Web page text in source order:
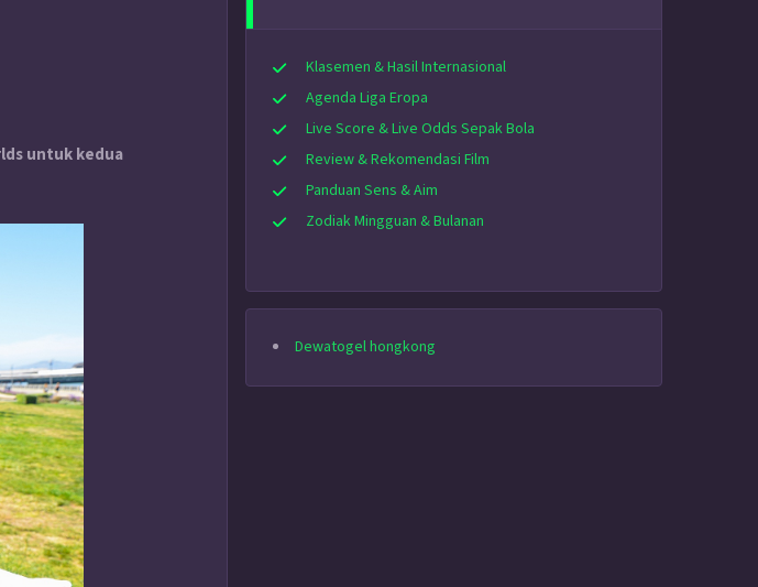
untuk kedua
Klasemen & Hasil Internasional
Agenda Liga Eropa
Live Score & Live Odds Sepak Bola
Review & Rekomendasi Film
Panduan Sens & Aim
Zodiak Mingguan & Bulanan
Dewatogel hongkong